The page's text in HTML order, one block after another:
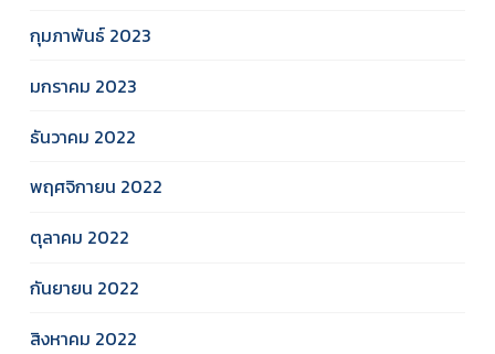
กุมภาพันธ์ 2023
มกราคม 2023
ธันวาคม 2022
พฤศจิกายน 2022
ตุลาคม 2022
กันยายน 2022
สิงหาคม 2022